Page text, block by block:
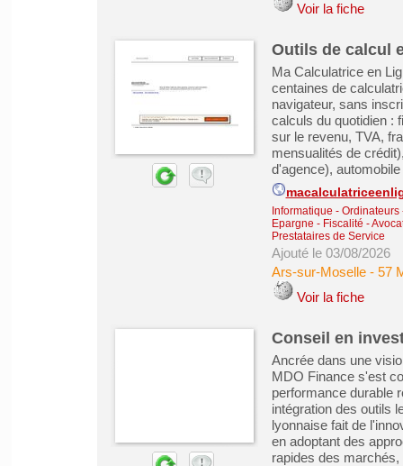
Voir la fiche
Outils de calcul
Ma Calculatrice en
centaines de
navigateur, sans
calculs du quotidien :
sur le revenu, TVA,
mensualités de
d'agence), automobile
Informatique -
Epargne - Fiscalité -
Prestataires de Service
Ajouté le 03/08/2026
Ars-sur-Moselle- 57
Voir la fiche
Conseil en
Ancrée dans une
MDO Finance s'est
performance durable
intégration des outils
lyonnaise fait de
en adoptant des
rapides des